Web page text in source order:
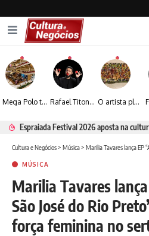
Mega Polo transforma lançamento de coleção em plataforma nacional de negócios e projeta crescimento de mais de 15% Rafael Titonelly leva magia e acolhimento a crianças em tratamento oncológico em Juiz de Fora O artista plástico Jorge Luiz transforma sustentabilidade e criatividade em arte contemporânea
Cultura e Negócios> Música> Marilia Tavares lança EP “Ao vivo
MÚSICA
Marilia Tavares
São José do Rio
força feminina no